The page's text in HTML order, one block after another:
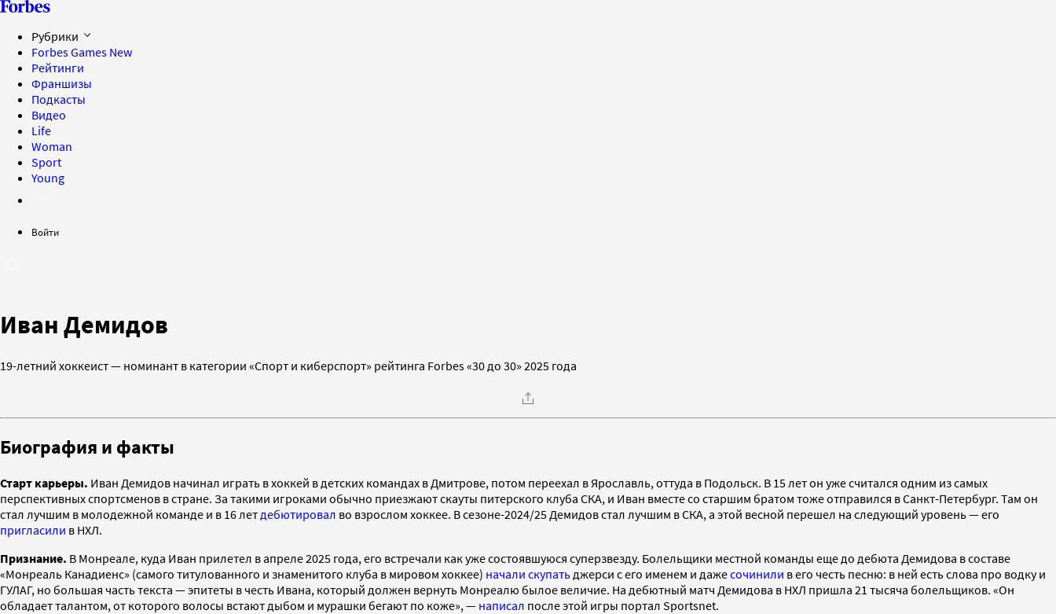
Рубрики
Forbes Games New
Рейтинги
Франшизы
Подкасты
Видео
Life
Woman
Sport
Young
Войти
Иван Демидов
19-летний хоккеист — номинант в категории «Спорт и киберспорт» рейтинга Forbes «30 до 30» 2025 года
Биография и факты
Старт карьеры. Иван Демидов начинал играть в хоккей в детских командах в Дмитрове, потом переехал в Ярославль, оттуда в Подольск. В 15 лет он уже считался одним из самых
перспективных спортсменов в стране. За такими игроками обычно приезжают скауты питерского клуба СКА, и Иван вместе со старшим братом тоже отправился в Санкт-Петербург. Там он
стал лучшим в молодежной команде и в 16 лет дебютировал во взрослом хоккее. В сезоне-2024/25 Демидов стал лучшим в СКА, а этой весной перешел на следующий уровень — его
пригласили в НХЛ.
Признание. В Монреале, куда Иван прилетел в апреле 2025 года, его встречали как уже состоявшуюся суперзвезду. Болельщики местной команды еще до дебюта Демидова в составе
«Монреаль Канадиенс» (самого титулованного и знаменитого клуба в мировом хоккее) начали скупать джерси с его именем и дажесочинили в его честь песню: в ней есть слова про водку и
ГУЛАГ, но большая часть текста — эпитеты в честь Ивана, который должен вернуть Монреалю былое величие. На дебютный матч Демидова в НХЛ пришла 21 тысяча болельщиков. «Он
обладает талантом, от которого волосы встают дыбом и мурашки бегают по коже», — написал после этой игры портал Sportsnet.